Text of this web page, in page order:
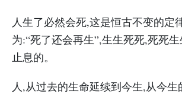
人生了必然会死,这是恒古不变的定
为:“死了还会再生”,生生死死,死死
止息的。
人,从过去的生命延续到今生,从今